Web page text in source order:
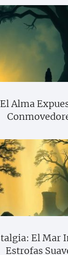
Alma
El Mar
Estrofas